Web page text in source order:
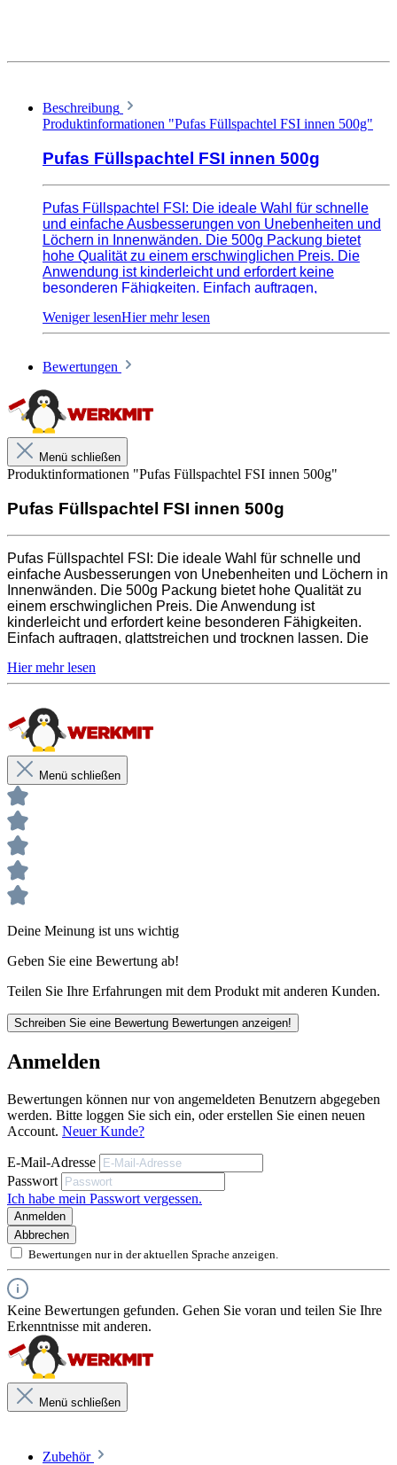
Beschreibung
Produktinformationen "Pufas Füllspachtel FSI innen 500g"
Pufas Füllspachtel FSI innen 500g
Pufas Füllspachtel FSI: Die ideale Wahl für schnelle
und einfache Ausbesserungen von Unebenheiten und
Löchern in Innenwänden. Die 500g Packung bietet
hohe Qualität zu einem erschwinglichen Preis. Die
Anwendung ist kinderleicht und erfordert keine
besonderen Fähigkeiten. Einfach auftragen,
haftet auf fast allen Untergründen und ist nach der
Trocknung problemlos überstreichbar. Ideal für
Trocknungszeit und einfacher Anwendung. Erledige
Innenwände wieder zum Strahlen.
Transport und der Entsorgung unserer Artikel beachte bitte das technische
entbinden nicht davon, die Produkte grundsätzlich auf Eignung in eigener
Verantwortung zu prüfen.
Bewertungen
Menü schließen
Produktinformationen "Pufas Füllspachtel FSI innen 500g"
Pufas Füllspachtel FSI innen 500g
Pufas Füllspachtel FSI: Die ideale Wahl für schnelle und
einfache Ausbesserungen von Unebenheiten und Löchern in
Innenwänden. Die 500g Packung bietet hohe Qualität zu
einem erschwinglichen Preis. Die Anwendung ist
kinderleicht und erfordert keine besonderen Fähigkeiten.
Einfach auftragen, glattstreichen und trocknen lassen. Die
der Trocknung problemlos überstreichbar. Ideal für
Heimwerker und Handwerker mit schneller Trocknungszeit
kürzester Zeit und bringe deine Innenwände wieder zum
Strahlen.
und der Entsorgung unserer Artikel beachte bitte das technische Datenblatt.
Verbrauchswerte sind Richtwerte. Mengenrechner dient zur unverbindlichen
Orientierung. Alle Empfehlungen dienen zur Unterstützung. Sie entbinden nicht davon, die
Produkte grundsätzlich auf Eignung in eigener Verantwortung zu prüfen.
Menü schließen
Deine Meinung ist uns wichtig
Geben Sie eine Bewertung ab!
Teilen Sie Ihre Erfahrungen mit dem Produkt mit anderen Kunden.
Schreiben Sie eine Bewertung Bewertungen anzeigen!
Anmelden
Bewertungen können nur von angemeldeten Benutzern abgegeben
werden. Bitte loggen Sie sich ein, oder erstellen Sie einen neuen
Account. Neuer Kunde?
E-Mail-Adresse
Passwort
Ich habe mein Passwort vergessen.
Anmelden
Abbrechen
Bewertungen nur in der aktuellen Sprache anzeigen.
Keine Bewertungen gefunden. Gehen Sie voran und teilen Sie Ihre
Erkenntnisse mit anderen.
Menü schließen
Zubehör